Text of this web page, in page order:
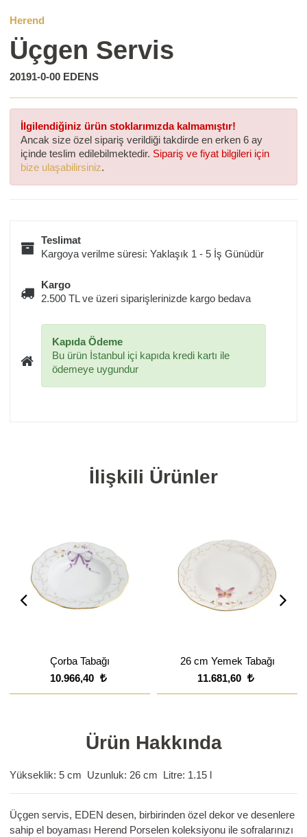
Herend
Üçgen Servis
20191-0-00 EDENS
İlgilendiğiniz ürün stoklarımızda kalmamıştır!
Ancak size özel sipariş verildiği takdirde en erken 6 ay
içinde teslim edilebilmektedir. Sipariş ve fiyat bilgileri için
bize ulaşabilirsiniz.
Teslimat
Kargoya verilme süresi: Yaklaşık 1 - 5 İş Günüdür
Kargo
2.500 TL ve üzeri siparişlerinizde kargo bedava
Kapıda Ödeme
Bu ürün İstanbul içi kapıda kredi kartı ile
ödemeye uygundur
İlişkili Ürünler
Çorba Tabağı
10.966,40
26 cm Yemek Tabağı
11.681,60
Ürün Hakkında
Yükseklik: 5 cm Uzunluk: 26 cm Litre: 1.15 l
Üçgen servis, EDEN desen, birbirinden özel dekor ve desenlere
sahip el boyaması Herend Porselen koleksiyonu ile sofralarınızı